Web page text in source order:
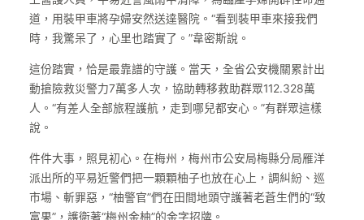
道，用裝甲車將孕婦安然送達醫院。“看到裝甲車來接我們
時，我驚呆了，心里也踏實了。”韋密斯說。
這份踏實，恰是最靠譜的守護。當天，全省公安機關累計出
動搶險救災警力7萬多人次，協助轉移救助群眾112.328萬
人。“有差人全部旅程護航，走到哪兒都安心。”有群眾這樣
說。
件件大事，照見初心。在梅州，梅州市公安局梅縣分局雁洋
派出所的平易近警們把一顆顆柚子也放在心上，調糾紛、巡
市場、斬罪惡，“柚警官”們在田間地頭守護著老蒼生們的“致
富果”，護衛著“梅州金柚”的金字招牌。